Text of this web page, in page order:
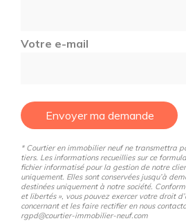
Votre e-mail
Envoyer ma demande
* Courtier en immobilier neuf ne transmettra
tiers. Les informations recueillies sur ce
fichier informatisé pour la gestion de notre
uniquement. Elles sont conservées jusqu’à
destinées uniquement à notre société.
et libertés », vous pouvez exercer votre droit
concernant et les faire rectifier en nous
rgpd@courtier-immobilier-neuf.com